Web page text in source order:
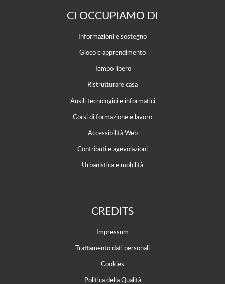
CI OCCUPIAMO DI
Informazioni e sostegno
Gioco e apprendimento
Tempo libero
Ristrutturare casa
Ausili tecnologici e informatici
Corsi di formazione e lavoro
Accessibilità Web
Contributi e agevolazioni
Urbanistica e mobilità
CREDITS
Impressum
Trattamento dati personali
Cookies
Politica della Qualità